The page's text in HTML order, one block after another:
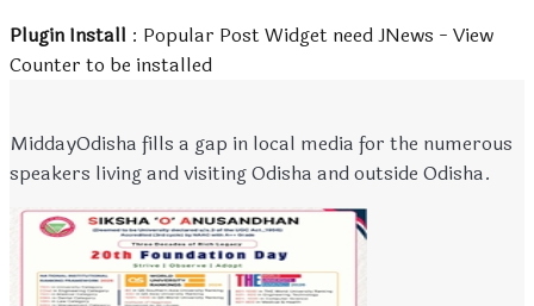
Plugin Install : Popular Post Widget need JNews - View
Counter to be installed
MiddayOdisha fills a gap in local media for the numerous
speakers living and visiting Odisha and outside Odisha.